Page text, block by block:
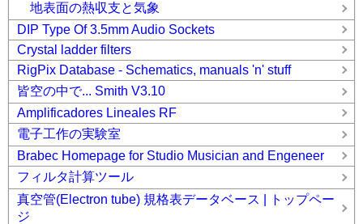
地表面の熱収支と気象
DIP Type Of 3.5mm Audio Sockets
Crystal ladder filters
RigPix Database - Schematics, manuals 'n' stuff
皆空の中で... Smith V3.10
Amplificadores Lineales RF
電子工作の実験室
Brabec Homepage for Studio Musician and Engeneer
フィルタ計算ツール
真空管(Electron tube) 規格表データベース | トップペー
ジ